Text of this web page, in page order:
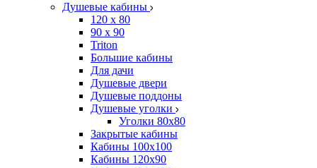
Душевые кабины
120 x 80
90 х 90
Triton
Большие кабины
Для дачи
Душевые двери
Душевые поддоны
Душевые уголки
Уголки 80х80
Закрытые кабины
Кабины 100x100
Кабины 120x90